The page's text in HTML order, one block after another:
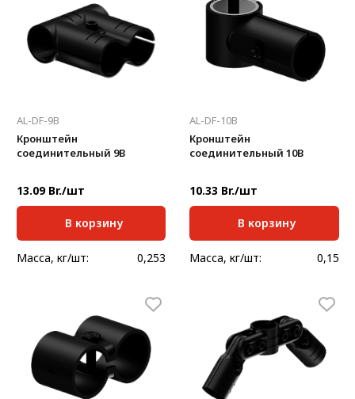
AL-DF-9B
Кронштейн
соединительный 9В
13.09 Br./шт
В корзину
Масса, кг/шт: 0,253
AL-DF-10B
Кронштейн
соединительный 10В
10.33 Br./шт
В корзину
Масса, кг/шт: 0,15